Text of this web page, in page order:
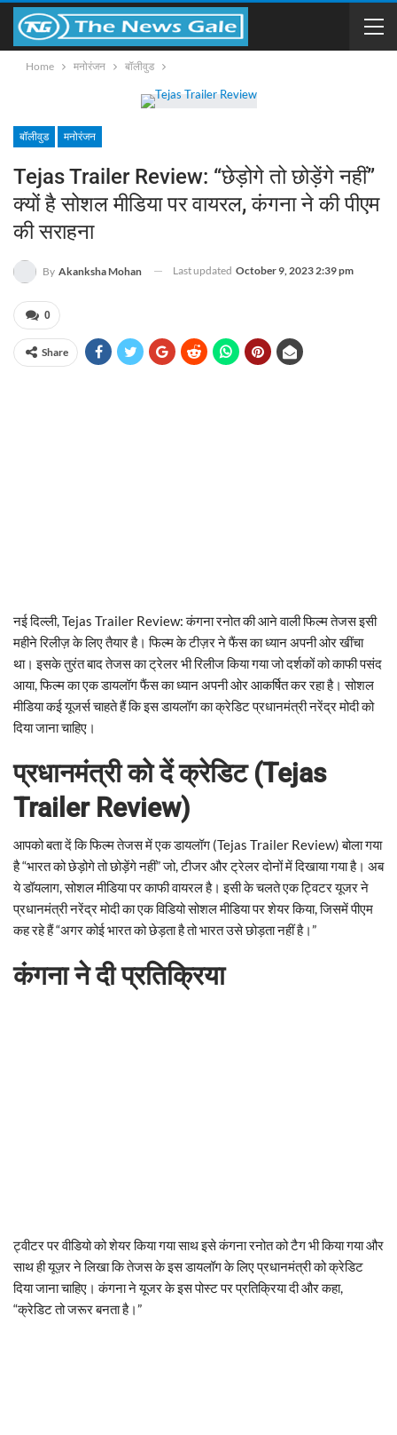
Home मनोरंजन बॉलीवुड
बॉलीवुड मनोरंजन
Tejas Trailer Review: “छेड़ोगे तो छोड़ेंगे नहीं”
क्यों है सोशल मीडिया पर वायरल, कंगना ने की पीएम
की सराहना
By Akanksha Mohan Last updated October 9, 2023 2:39 pm
0
Share
नई दिल्ली, Tejas Trailer Review: कंगना रनोत की आने वाली फिल्म तेजस इसी
महीने रिलीज़ के लिए तैयार है। फिल्म के टीज़र ने फैंस का ध्यान अपनी ओर खींचा
था। इसके तुरंत बाद तेजस का ट्रेलर भी रिलीज किया गया जो दर्शकों को काफी पसंद
आया, फिल्म का एक डायलॉग फैंस का ध्यान अपनी ओर आ​कर्षित कर रहा है। सोशल
मीडिया कई यूजर्स चाहते हैं कि इस डायलॉग का क्रेडिट प्रधानमंत्री नरेंद्र मोदी को
दिया जाना चाहिए।
प्रधानमंत्री को दें क्रेडिट (Tejas
Trailer Review)
आपको बता दें कि फिल्म तेजस में एक डायलॉग (Tejas Trailer Review) बोला गया
है “भारत को छेड़ोगे तो छोड़ेंगे नहीं” जो, टीजर और ट्रेलर दोनों में दिखाया गया है। अब
ये डॉयलाग, सोशल मीडिया पर काफी वायरल है। इसी के चलते एक ट्विटर यूजर ने
प्रधानमंत्री नरेंद्र मोदी का एक विडियो सोशल मीडिया पर शेयर किया, जिसमें पीएम
कह रहे हैं “अगर कोई भारत को छेड़ता है तो भारत उसे छोड़ता नहीं है।”
कंगना ने दी प्रतिक्रिया
ट्वीटर पर वीडियो को शेयर किया गया साथ इसे कंगना रनोत को टैग भी किया गया और
साथ ही यूज़र ने लिखा कि तेजस के इस डायलॉग के लिए प्रधानमंत्री को क्रेडिट
दिया जाना चाहिए। कंगना ने यूजर के इस पोस्ट पर प्रति​क्रिया दी और कहा,
“क्रेडिट तो जरूर बनता है।”